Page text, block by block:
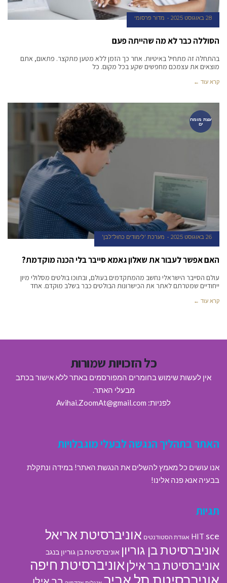
28 באוגוסט 2025 מדור פרסומי
הסוללה כבר לא מה שהייתה פעם
בהתחלה זה מתחיל באיטיות. אחר כך הזמן ללא מטען מתקצר. פתאום, אתם
מוצאים את עצמכם מחפשים שקע בכל מקום. כל
קרא עוד ←
עצת מומח
ים
26 באוגוסט 2025 מערכת 'לימודים כחול־לבן'
האם אפשר לעבור את שאלון גאמא סייבר בלי הכנה מוקדמת?
עולם הסייבר הישראלי נחשב מהמתקדמים בעולם, ובתוכו בולטים מסלולי מיון
ייחודיים שמטרתם לאתר את הכישרונות הבולטים כבר בשלב מוקדם. אחד
קרא עוד ←
כל הזכויות שמורות
אין לעשות שימוש בחומרים המפורסמים באתר ללא אישור בכתב
מבעלי האתר.
לפניות: Avihai.ZoomAt@gmail.com
האתר בתהליך הנגשה לבעלי מוגבלויות
אנו עושים כל מאמץ להשלים את הנגשת האתר! במידה ונתקלת
בבעיה אנא פנה אלינו!
תגיות
HIT sce אגודת הסטודנטים אוניברסיטת אריאל
אוניברסיטת בן גוריון אוניברסיטת בן גוריון בנגב
אוניברסיטת בר אילן אוניברסיטת חיפה
אוניברסיטת תל אביב